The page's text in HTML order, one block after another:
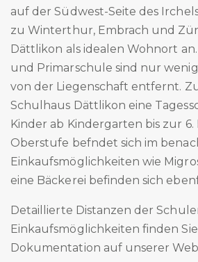
auf der Südwest-Seite des
zu Winterthur, Embrach und
Dättlikon als idealen Wohnort
und Primarschule sind nur
von der Liegenschaft entfernt.
Schulhaus Dättlikon eine
Kinder ab Kindergarten bis zur 6.
Oberstufe befndet sich im
Einkaufsmöglichkeiten wie
eine Bäckerei befinden sich
Detaillierte Distanzen der
Einkaufsmöglichkeiten finden
Dokumentation auf unserer